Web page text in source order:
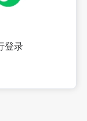
登录